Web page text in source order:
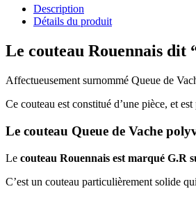
Description
Détails du produit
Le couteau Rouennais dit
Affectueusement surnommé Queue de
Ce couteau est constitué d’une pièce, et
Le couteau Queue de Vache
Le couteau Rouennais est marqué G.R
C’est un couteau particulièrement solide